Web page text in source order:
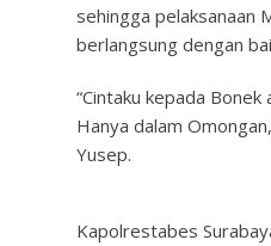
sehingga pelaksanaan
berlangsung dengan
“Cintaku kepada Bonek
Hanya dalam
Yusep.
Kapolrestabes